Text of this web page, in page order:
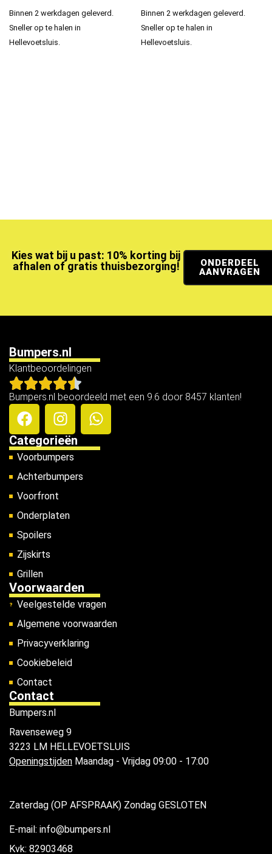
Binnen 2 werkdagen geleverd.
Sneller op te halen in
Hellevoetsluis.
Binnen 2 werkdagen geleverd.
Sneller op te halen in
Hellevoetsluis.
Kies wat bij u past: 10% korting bij
afhalen of gratis thuisbezorging!
ONDERDEEL
AANVRAGEN
Bumpers.nl
Klantbeoordelingen
Bumpers.nl beoordeeld met een 9.6 door 8457 klanten!
Categorieën
Voorbumpers
Achterbumpers
Voorfront
Onderplaten
Spoilers
Zijskirts
Grillen
Voorwaarden
Veelgestelde vragen
Algemene voorwaarden
Privacyverklaring
Cookiebeleid
Contact
Contact
Bumpers.nl
Ravenseweg 9
3223 LM HELLEVOETSLUIS
Openingstijden Maandag - Vrijdag 09:00 - 17:00
Zaterdag (OP AFSPRAAK) Zondag GESLOTEN
E-mail: info@bumpers.nl
Kvk: 82903468